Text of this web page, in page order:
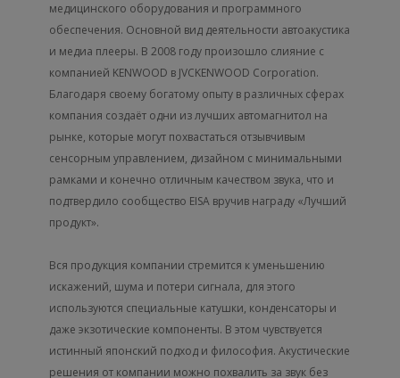
медицинского оборудования и программного
обеспечения. Основной вид деятельности автоакустика
и медиа плееры. В 2008 году произошло слияние с
компанией KENWOOD в JVCKENWOOD Corporation.
Благодаря своему богатому опыту в различных сферах
компания создаёт одни из лучших автомагнитол на
рынке, которые могут похвастаться отзывчивым
сенсорным управлением, дизайном с минимальными
рамками и конечно отличным качеством звука, что и
подтвердило сообщество EISA вручив награду «Лучший
продукт».
Вся продукция компании стремится к уменьшению
искажений, шума и потери сигнала, для этого
используются специальные катушки, конденсаторы и
даже экзотические компоненты. В этом чувствуется
истинный японский подход и философия. Акустические
решения от компании можно похвалить за звук без